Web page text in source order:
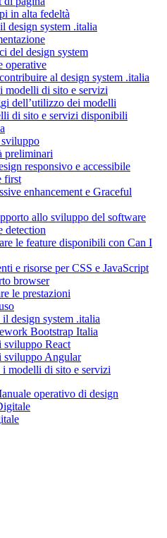
in alta fedeltà
design system .italia
del design system
operative
al design system .italia
modelli di sito e servizi
dell’utilizzo dei modelli
di sito e servizi disponibili
preliminari
responsivo e accessibile
first
enhancement e Graceful
allo sviluppo del software
detection
le feature disponibili con Can I
e risorse per CSS e JavaScript
browser
le prestazioni
design system .italia
Bootstrap Italia
React
sviluppo Angular
modelli di sito e servizi
operativo di design